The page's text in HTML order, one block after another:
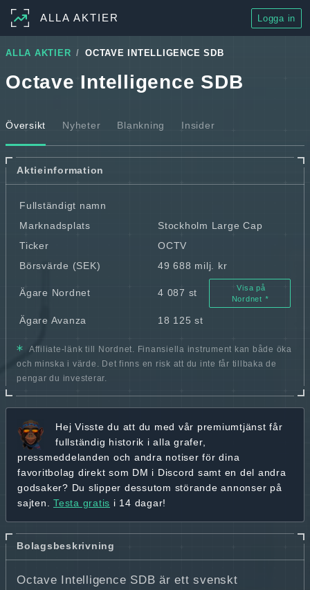
ALLA AKTIER Logga in
ALLA AKTIER OCTAVE INTELLIGENCE SDB
Octave Intelligence SDB
Översikt Nyheter Blankning Insider
Aktieinformation
Fullständigt namn
Marknadsplats
Stockholm Large Cap
Ticker
OCTV
Börsvärde (SEK)
49 688 milj. kr
Ägare Nordnet 4 087 st
Visa på
Nordnet
Ägare Avanza 18 125 st
Affiliate-länk till Nordnet. Finansiella instrument kan både öka
och minska i värde. Det finns en risk att du inte får tillbaka de
pengar du investerar.
Hej Visste du att du med vår premiumtjänst får
fullständig historik i alla grafer,
pressmeddelanden och andra notiser för dina
favoritbolag direkt som DM i Discord samt en del andra
godsaker? Du slipper dessutom störande annonser på
sajten. Testa gratis i 14 dagar!
Bolagsbeskrivning
Octave Intelligence SDB är ett svenskt